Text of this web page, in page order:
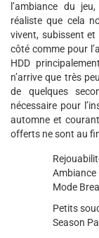
l’ambiance du
réaliste que cela
vivent, subissent et
côté comme pour
HDD
n’arrive que très
de quelques
nécessaire pour
automne et
offerts ne sont au
Ambiance
Mode
Petits
Season